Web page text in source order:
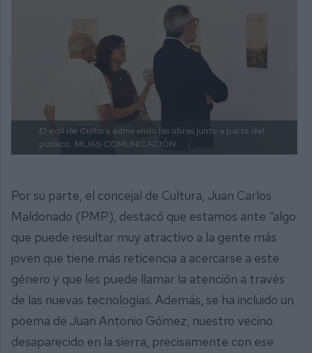
El edil de Cultura admirando las obras junto a parte del
público. MIJAS COMUNICACIÓN
Por su parte, el concejal de Cultura, Juan Carlos
Maldonado (PMP), destacó que estamos ante “algo
que puede resultar muy atractivo a la gente más
joven que tiene más reticencia a acercarse a este
género y que les puede llamar la atención a través
de las nuevas tecnologías. Además, se ha incluido un
poema de Juan Antonio Gómez, nuestro vecino
desaparecido en la sierra, precisamente con ese